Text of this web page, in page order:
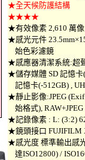
★全天候防護結構
★★★★
★有效像素 2,610 萬
★感光元件
始色彩濾鏡
★感應器清潔系統:超
★儲存媒體 SD 記憶卡
記憶卡(-512GB) ,
★靜止影像:JPEG (Exif
始格式), RAW+JPEG
★記錄像素 : L: (3:2)
★鏡頭接口 FUJIFILM
★感光度 標準輸出感
達ISO12800) /